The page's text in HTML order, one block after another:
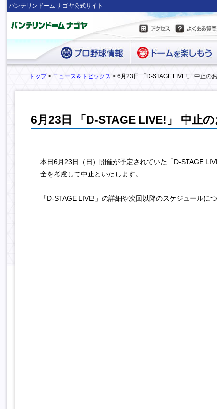
バンテリンドーム ナゴヤ公式サイト
トップ> ニュース＆トピックス > 6月23日 「D-STAGE LIVE!」 中止の
6月23日 「D-STAGE LIVE!」 中止
本日6月23日（日）開催が予定されていた「D-STAGE
全を考慮して中止といたします。
「D-STAGE LIVE!」の詳細や次回以降のスケジュールに